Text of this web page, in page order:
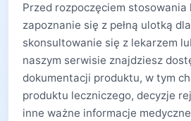
Przed rozpoczęciem stosowania
zapoznanie się z pełną ulotką
skonsultowanie się z lekarzem
naszym serwisie znajdziesz
dokumentacji produktu, w tym
produktu leczniczego, decyzje
inne ważne informacje